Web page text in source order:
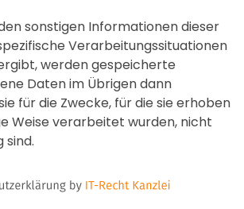
sonstigen Informationen dieser
Verarbeitungssituationen
werden gespeicherte
Daten im Übrigen dann
für die Zwecke, für die sie erhoben
Weise verarbeitet wurden, nicht
sind.